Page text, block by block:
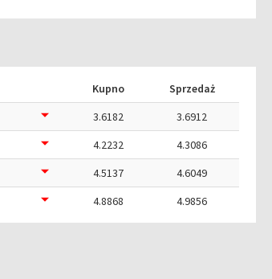
Kupno
Sprzedaż
3.6182
3.6912
4.2232
4.3086
4.5137
4.6049
4.8868 4.9856